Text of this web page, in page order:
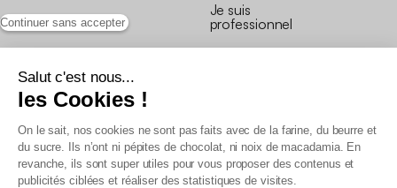
Continuer sans accepter
Salut c'est nous...
les Cookies !
On le sait, nos cookies ne sont pas faits avec de la farine, du beurre et
du sucre. Ils n’ont ni pépites de chocolat, ni noix de macadamia. En
revanche, ils sont super utiles pour vous proposer des contenus et
publicités ciblées et réaliser des statistiques de visites.
Je suis
professionnel
Conditions générales de vente
Conditions générales du programme de fidélité
Charte de données personnelles